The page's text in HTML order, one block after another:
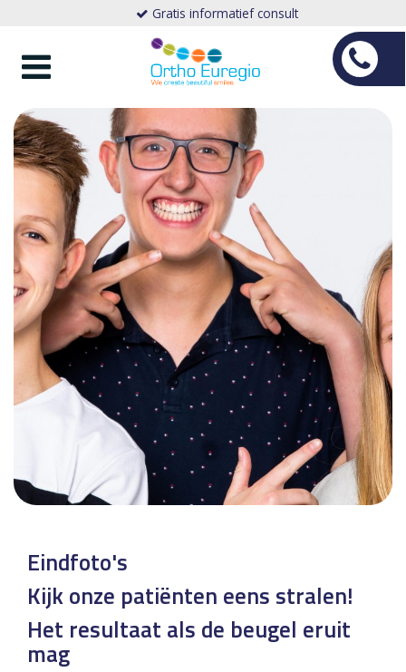
Gratis informatief consult
Toggle
navigation
Eindfoto's
Kijk onze patiënten eens stralen!
Het resultaat als de beugel eruit
mag